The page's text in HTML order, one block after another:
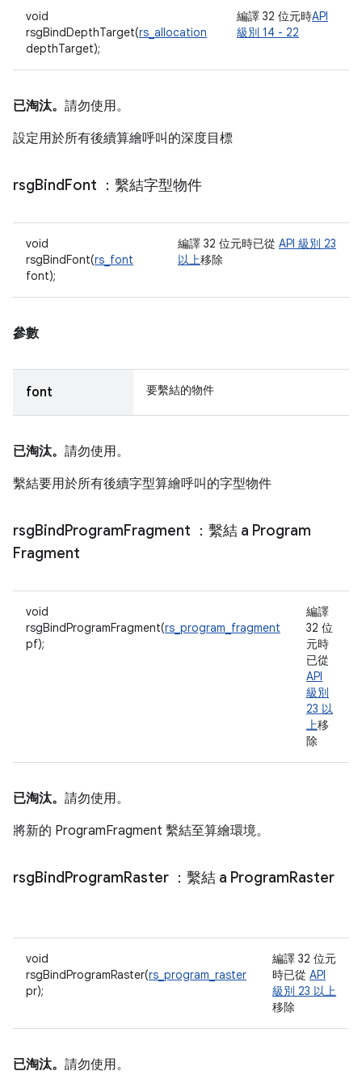
void
rsgBindDepthTarget(rs_allocation
depthTarget);
編譯 32 位元時API
級別 14 - 22
已淘汰。 請勿使用。
設定用於所有後續算繪呼叫的深度目標
rsgBind Font ：繫結字型物件
void
rsgBindFont(rs_font
font);
編譯 32 位元時已從 API 級別 23
以上移除
參數
font 要繫結的物件
已淘汰。 請勿使用。
繫結要用於所有後續字型算繪呼叫的字型物件
rsgBind ProgramFragment ：繫結 a Program
Fragment
void
rsgBindProgramFragment(rs_program_fragment
pf);
編譯
32 位
元時
已從
API
級別
23 以
上移
除
已淘汰。 請勿使用。
將新的 ProgramFragment 繫結至算繪環境。
rsgBind ProgramRaster ：繫結 a ProgramRaster
void
rsgBindProgramRaster(rs_program_raster
pr);
編譯 32 位元
時已從 API
級別 23 以上
移除
已淘汰。 請勿使用。